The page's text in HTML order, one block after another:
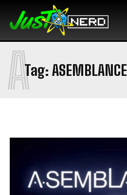
Tag: ASEMBLANCE
A